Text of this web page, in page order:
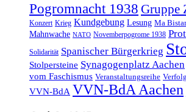
Pogromnacht 1938 Gruppe
Konzert Krieg Kundgebung Lesung Ma
Mahnwache NATO Novemberpogrome 1938
Solidarität Spanischer Bürgerkrieg
Stolpersteine Synagogenplatz Aachen
vom Faschismus Veranstaltungsreihe
VVN-BdA VVN-BdA Aachen